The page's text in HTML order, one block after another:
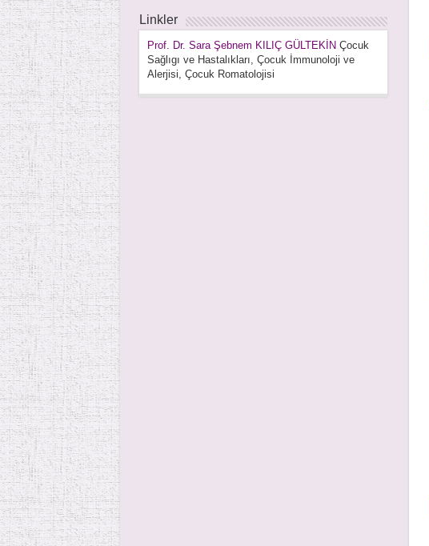
Linkler
Prof. Dr. Sara Şebnem KILIÇ GÜLTEKİN Çocuk
Sağlıgı ve Hastalıkları, Çocuk İmmunoloji ve
Alerjisi, Çocuk Romatolojisi